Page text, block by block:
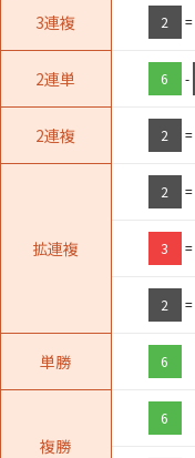
3連複 2 =
2連単 6 -
2連複 2 =
拡連複
2 =
3 =
2 =
単勝 6
複勝
6